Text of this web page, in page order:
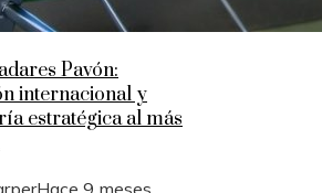
Pavón:
internacional y
estratégica al más